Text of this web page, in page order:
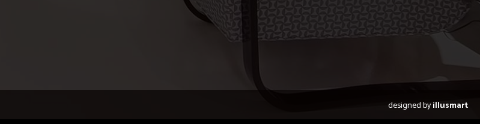
designed byillusmart